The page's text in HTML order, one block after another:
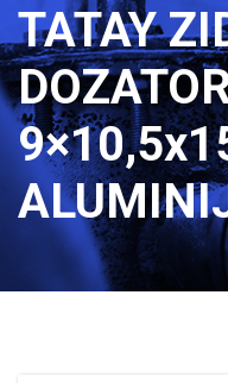
TATAY